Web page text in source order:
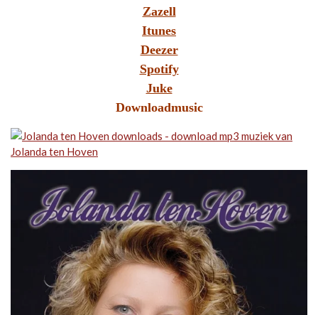
Zazell
Itunes
Deezer
Spotify
Juke
Downloadmusic